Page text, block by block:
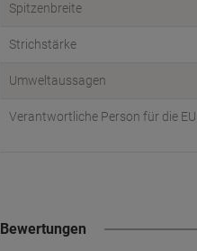
Spitzenbreite
Strichstärke
Umweltaussagen
Verantwortliche Person für die EU
Bewertungen